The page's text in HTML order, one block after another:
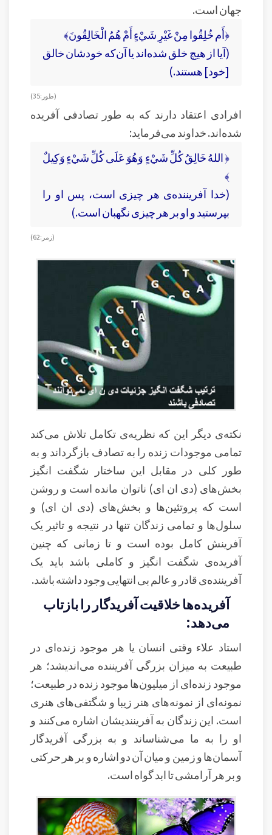
جهان است.
﴿أَم خُلِقُوا مِنْ غَيْرِ شَيْءٍ أَمْ هُمُ الْخَالِقُونَ﴾
(آيا از هيچ خلق شده‏‌اند يا آن‌كه خودشان خالق
[خود] هستند.)
(طور: 35)
افرادی اعتقاد دارند که به طور تصادفی آفریده
شده‌اند. خداوند می‌فرماید:
﴿ اللهُ خَالِقُ كُلِّ شَيْءٍ وَهُوَ عَلَى كُلِّ شَيْءٍ وَكِيلٌ
﴾
(خدا آفريننده‌ی هر چيزى است، پس او را
بپرستيد و او بر هر چيزى نگهبان است.)
(زمر: 62)
نکته‌ی دیگر این که نظریه‌ی تکامل تلاش می‌کند
تمامی موجودات زنده را به تصادف بازگرداند و به
طور کلی در مقابل این ساختار شگفت انگیز
بخش‌های (دی ان ای) ناتوان مانده است و روشن
است که پروتئین‌ها و بخش‌های (دی ان ای) و
سلول‌ها و تمامی زندگان تنها در نتیجه و تاثیر یک
آفرینش کامل بوده است و تا زمانی که چنین
آفریده‌ی شگفت انگیز و کاملی باشد باید یک
آفریننده‌ی قادر و عالم بی انتهایی وجود داشته باشد.
آفریده‌ها خلاقیت آفریدگار را بازتاب
می‌دهد:
استاد علاء وقتی انسان یا هر موجود زنده‌ای در
طبیعت به میزان بزرگی آفریننده می‌اندیشد؛ هر
موجود زنده‌ای از میلیون‌ها موجود زنده در طبیعت؛
نمونه‌ای از نمونه‌های هنر زیبا و شگتفی‌های هنری
است. این زندگان به آفرینندیشان اشاره می‌کنند و
او را به ما می‌شناساند و به بزرگی آفریدگار
آسمان‌ها و زمین و میان آن دو اشاره و بر هر حرکتی
و بر هر آرامشی تا ابد گواه است.